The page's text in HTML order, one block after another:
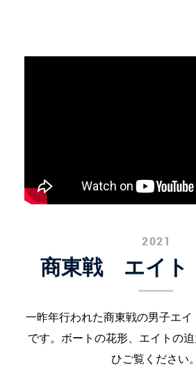
2021
商東戦 エイト
一昨年行われた商東戦の男子エ
です。ボートの花形、エイトの
ひご覧ください。